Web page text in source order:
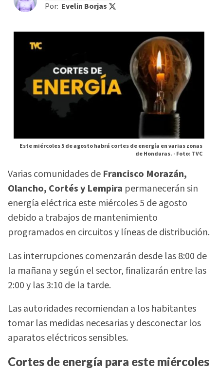
Por: Evelin Borjas
Este miércoles 5 de agosto habrá cortes de energía en varias zonas
de Honduras. -Foto: TVC
Varias comunidades de Francisco Morazán,
Olancho, Cortés y Lempira permanecerán sin
energía eléctrica este miércoles 5 de agosto
debido a trabajos de mantenimiento
programados en circuitos y líneas de distribución.
Las interrupciones comenzarán desde las 8:00 de
la mañana y según el sector, finalizarán entre las
2:00 y las 3:10 de la tarde.
Las autoridades recomiendan a los habitantes
tomar las medidas necesarias y desconectar los
aparatos eléctricos sensibles.
Cortes de energía para este miércoles